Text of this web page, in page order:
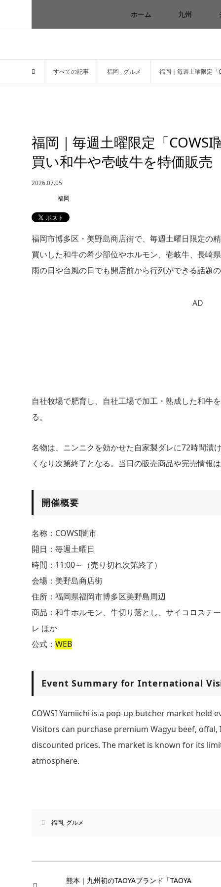
ホーム 九州
すべての記事 福岡 , グルメ 福岡｜毎週土曜限定
福岡｜毎週土曜限定「
買い和牛や壱岐牛を特価販売
2026.07.05
福岡
福岡市博多区・美野島商店街で、毎週土曜日限定の
買いした和牛の希少部位やホルモン、壱岐牛、長崎
雨の日や台風の日でも開店前から行列ができる話題
AD
自社牧場で肥育し、自社工場で加工・熟成した和牛
る。
名物は、ニンニクを効かせた自家製ダレに72時間漬
くなり次第終了となる。当日の販売商品や完売情報
開催概要
名称：COWSI闇市
開日：毎週土曜日
時間：11:00～（売り切れ次第終了）
会場：美野島商店街
住所：福岡県福岡市博多区美野島周辺
商品：和牛ホルモン、牛切り落とし、サイコロステ
レ ほか
公式： WEB
Event Summary for International
COWSI Yamiichi is a pop-up butcher market held
Visitors can purchase premium Wagyu beef,
discounted prices. The market is known for its
atmosphere.
福岡, グルメ
熊本｜九州初のTAOYAブランド「TAOYA